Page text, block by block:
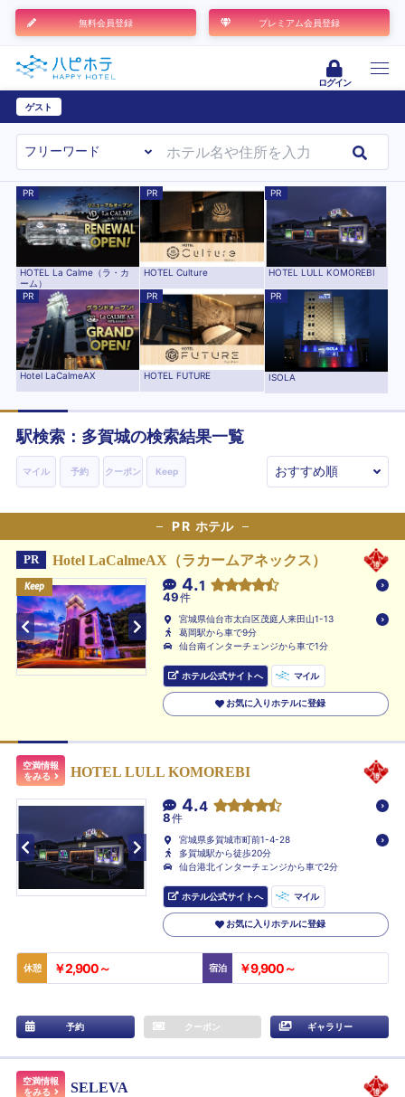
無料会員登録 プレミアム会員登録
ログイン
ゲスト
PR
HOTEL La Calme（ラ・カ
ーム）
PR
HOTEL Culture
PR
HOTEL LULL KOMOREBI
PR
Hotel LaCalmeAX
PR
HOTEL FUTURE
PR
ISOLA
駅検索： 多賀城の検索結果一覧
マイル 予約 クーポン Keep
PR ホテル
PR Hotel LaCalmeAX（ラカームアネックス）
Keep Keep 4.1
49件
宮城県仙台市太白区茂庭人来田山1-13
葛岡駅から車で9分
仙台南インターチェンジから車で1分
ホテル公式サイトへ マイル
お気に入りホテルに登録
空満情報
をみる
HOTEL LULL KOMOREBI
4.4
8件
宮城県多賀城市町前1-4-28
多賀城駅から徒歩20分
仙台港北インターチェンジから車で2分
ホテル公式サイトへ マイル
お気に入りホテルに登録
休憩 ￥2,900～ 宿泊 ￥9,900～
予約 クーポン ギャラリー
空満情報
をみる
SELEVA